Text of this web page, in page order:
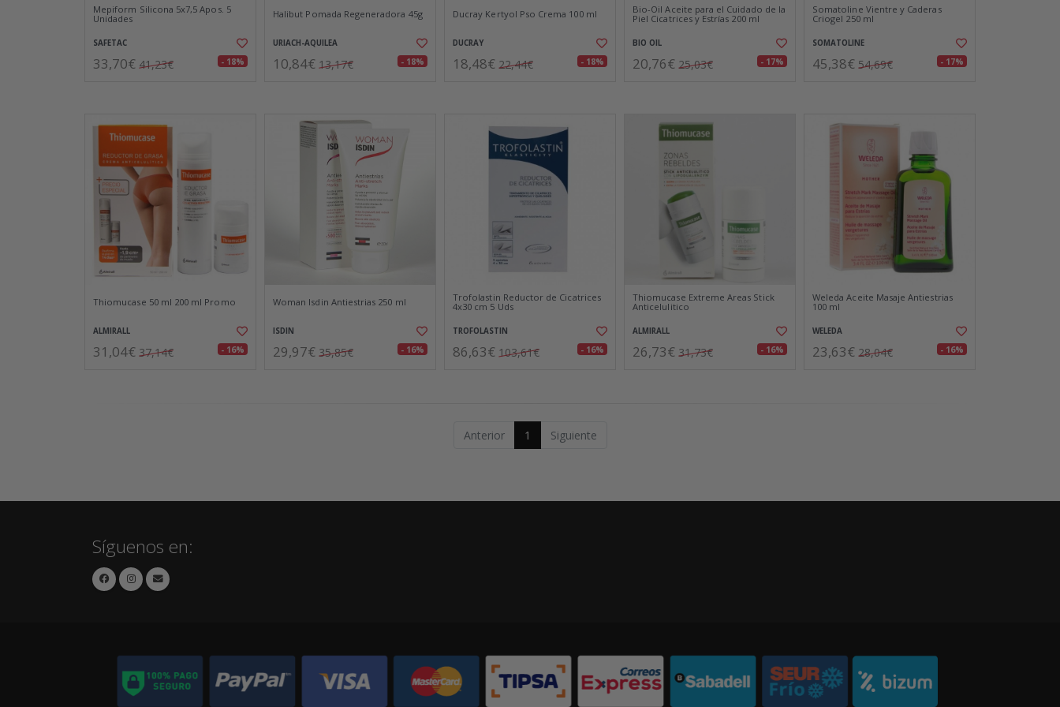
Mepiform Silicona 5x7,5 Apos. 5
Unidades
SAFETAC
33,70€ 41,23€ - 18%
Halibut Pomada Regeneradora 45g
URIACH-AQUILEA
10,84€ 13,17€ - 18%
Ducray Kertyol Pso Crema 100 ml
DUCRAY
18,48€ 22,44€ - 18%
Bio-Oil Aceite para el Cuidado de la
Piel Cicatrices y Estrías 200 ml
BIO OIL
20,76€ 25,03€ - 17%
Somatoline Vientre y Caderas
Criogel 250 ml
SOMATOLINE
45,38€ 54,69€ - 17%
Thiomucase 50 ml 200 ml Promo
ALMIRALL
31,04€ 37,14€ - 16%
Woman Isdin Antiestrias 250 ml
ISDIN
29,97€ 35,85€ - 16%
Trofolastin Reductor de Cicatrices
4x30 cm 5 Uds
TROFOLASTIN
86,63€ 103,61€ - 16%
Thiomucase Extreme Areas Stick
Anticelulitico
ALMIRALL
26,73€ 31,73€ - 16%
Weleda Aceite Masaje Antiestrias
100 ml
WELEDA
23,63€ 28,04€ - 16%
Anterior 1 Siguiente
Síguenos en: